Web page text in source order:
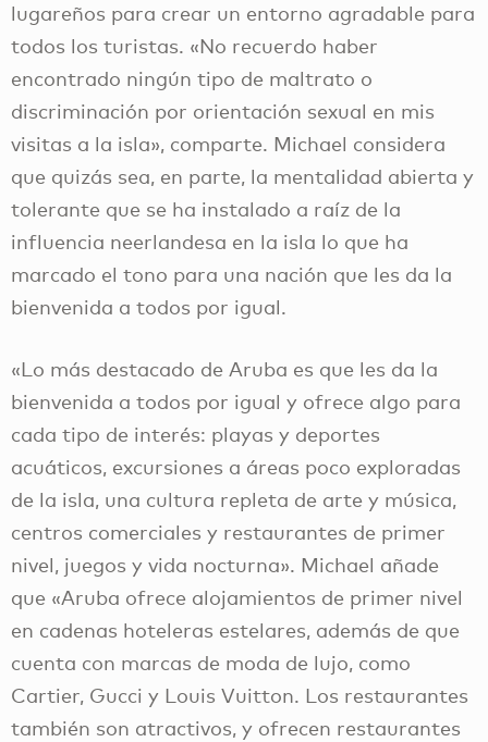
lugareños para crear un entorno agradable para
todos los turistas. «No recuerdo haber
encontrado ningún tipo de maltrato o
discriminación por orientación sexual en mis
visitas a la isla», comparte. Michael considera
que quizás sea, en parte, la mentalidad abierta y
tolerante que se ha instalado a raíz de la
influencia neerlandesa en la isla lo que ha
marcado el tono para una nación que les da la
bienvenida a todos por igual.
«Lo más destacado de Aruba es que les da la
bienvenida a todos por igual y ofrece algo para
cada tipo de interés: playas y deportes
acuáticos, excursiones a áreas poco exploradas
de la isla, una cultura repleta de arte y música,
centros comerciales y restaurantes de primer
nivel, juegos y vida nocturna». Michael añade
que «Aruba ofrece alojamientos de primer nivel
en cadenas hoteleras estelares, además de que
cuenta con marcas de moda de lujo, como
Cartier, Gucci y Louis Vuitton. Los restaurantes
también son atractivos, y ofrecen restaurantes